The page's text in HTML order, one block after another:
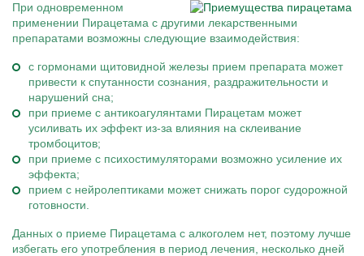
При одновременном
применении Пирацетама с другими лекарственными
препаратами возможны следующие взаимодействия:
с гормонами щитовидной железы прием препарата может
привести к спутанности сознания, раздражительности и
нарушений сна;
при приеме с антикоагулянтами Пирацетам может
усиливать их эффект из-за влияния на склеивание
тромбоцитов;
при приеме с психостимуляторами возможно усиление их
эффекта;
прием с нейролептиками может снижать порог судорожной
готовности.
Данных о приеме Пирацетама с алкоголем нет, поэтому лучше
избегать его употребления в период лечения, несколько дней